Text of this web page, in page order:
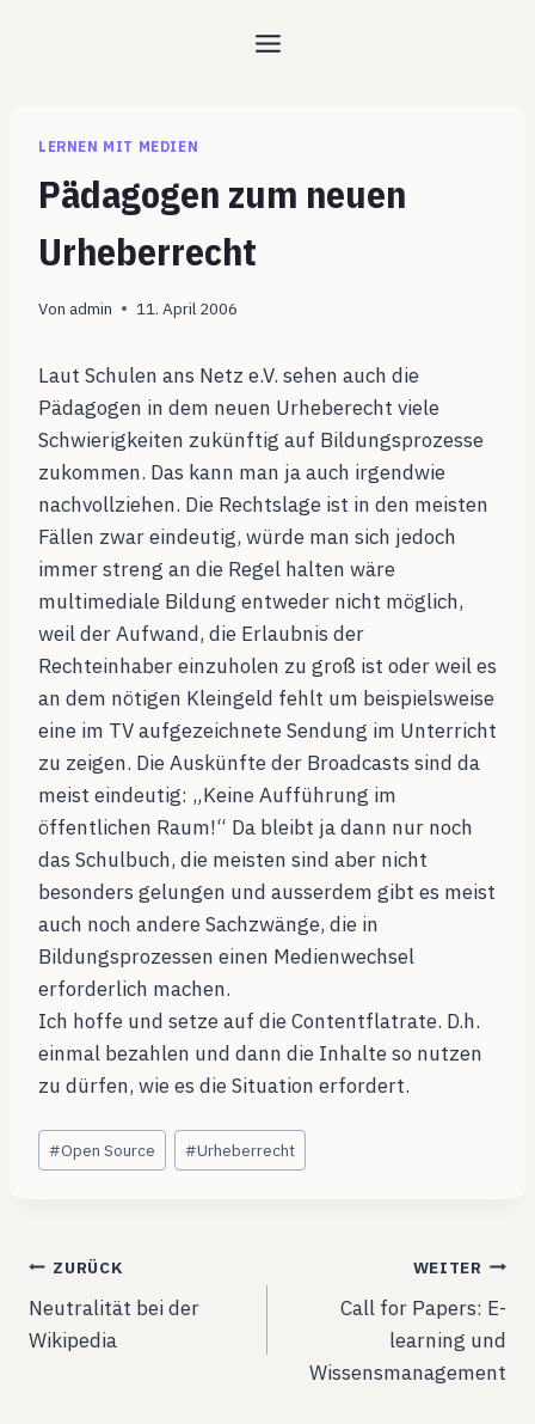
LERNEN MIT MEDIEN
Pädagogen zum neuen
Urheberrecht
Von admin 11. April 2006
Laut Schulen ans Netz e.V. sehen auch die
Pädagogen in dem neuen Urheberecht viele
Schwierigkeiten zukünftig auf Bildungsprozesse
zukommen. Das kann man ja auch irgendwie
nachvollziehen. Die Rechtslage ist in den meisten
Fällen zwar eindeutig, würde man sich jedoch
immer streng an die Regel halten wäre
multimediale Bildung entweder nicht möglich,
weil der Aufwand, die Erlaubnis der
Rechteinhaber einzuholen zu groß ist oder weil es
an dem nötigen Kleingeld fehlt um beispielsweise
eine im TV aufgezeichnete Sendung im Unterricht
zu zeigen. Die Auskünfte der Broadcasts sind da
meist eindeutig: „Keine Aufführung im
öffentlichen Raum!“ Da bleibt ja dann nur noch
das Schulbuch, die meisten sind aber nicht
besonders gelungen und ausserdem gibt es meist
auch noch andere Sachzwänge, die in
Bildungsprozessen einen Medienwechsel
erforderlich machen.
Ich hoffe und setze auf die Contentflatrate. D.h.
einmal bezahlen und dann die Inhalte so nutzen
zu dürfen, wie es die Situation erfordert.
Schlagworte:
#Open Source #Urheberrecht
Beitragsnavigation
ZURÜCK
Neutralität bei der
Wikipedia
WEITER
Call for Papers: E-
learning und
Wissensmanagement